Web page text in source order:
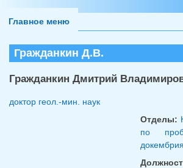
Главное меню
Гражданкин Д.В.
Гражданкин Дмитрий
доктор геол.-мин. наук
Отделы:
по
докембрия